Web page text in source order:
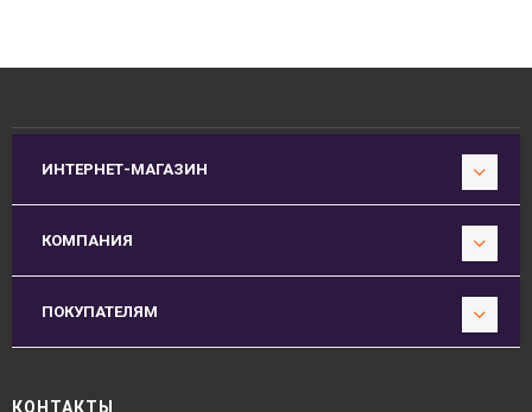
ИНТЕРНЕТ-МАГАЗИН
КОМПАНИЯ
ПОКУПАТЕЛЯМ
КОНТАКТЫ